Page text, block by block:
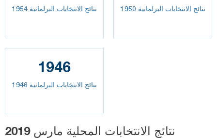
نتائج الانتخابات البرلمانية 1954 نتائج الانتخابات البرلمانية 1950
1946
نتائج الانتخابات البرلمانية 1946
نتائج الانتخابات المحلية مارس 2019